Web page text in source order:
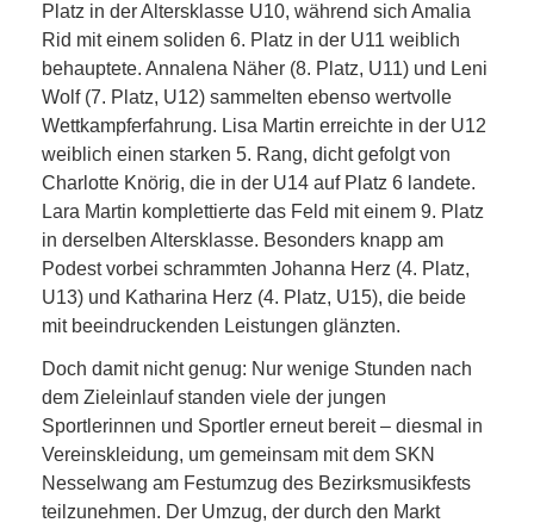
Platz in der Altersklasse U10, während sich Amalia
Rid mit einem soliden 6. Platz in der U11 weiblich
behauptete. Annalena Näher (8. Platz, U11) und Leni
Wolf (7. Platz, U12) sammelten ebenso wertvolle
Wettkampferfahrung. Lisa Martin erreichte in der U12
weiblich einen starken 5. Rang, dicht gefolgt von
Charlotte Knörig, die in der U14 auf Platz 6 landete.
Lara Martin komplettierte das Feld mit einem 9. Platz
in derselben Altersklasse. Besonders knapp am
Podest vorbei schrammten Johanna Herz (4. Platz,
U13) und Katharina Herz (4. Platz, U15), die beide
mit beeindruckenden Leistungen glänzten.
Doch damit nicht genug: Nur wenige Stunden nach
dem Zieleinlauf standen viele der jungen
Sportlerinnen und Sportler erneut bereit – diesmal in
Vereinskleidung, um gemeinsam mit dem SKN
Nesselwang am Festumzug des Bezirksmusikfests
teilzunehmen. Der Umzug, der durch den Markt